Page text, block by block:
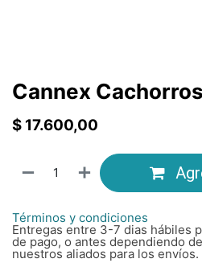
Cannex
$ 17.600,00
Términos y condiciones
Entregas entre 3-7 dias hábiles
de pago, o antes dependiendo
nuestros aliados para los envíos.